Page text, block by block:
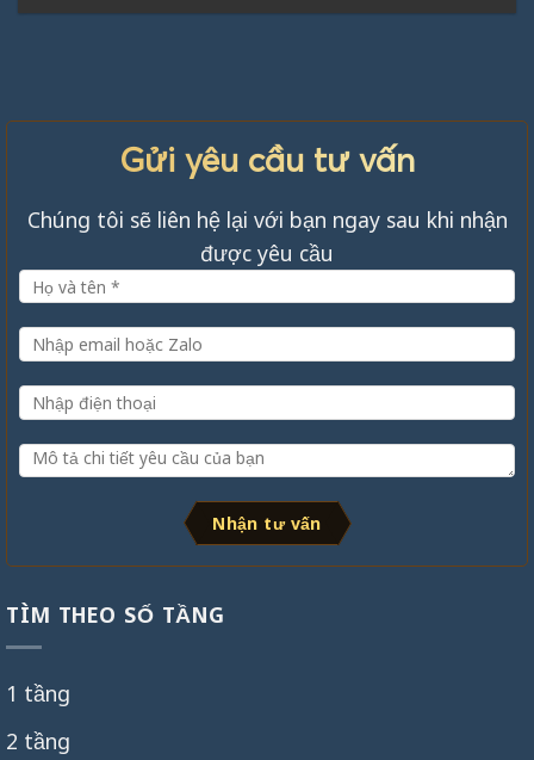
Gửi yêu cầu tư vấn
Chúng tôi sẽ liên hệ lại với bạn ngay sau khi nhận
được yêu cầu
Nhận tư vấn
TÌM THEO SỐ TẦNG
1 tầng
2 tầng